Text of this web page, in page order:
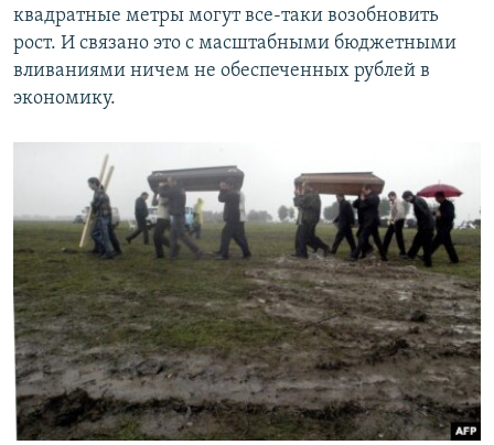
квадратные метры могут все-таки возобновить
рост. И связано это с масштабными бюджетными
вливаниями ничем не обеспеченных рублей в
экономику.